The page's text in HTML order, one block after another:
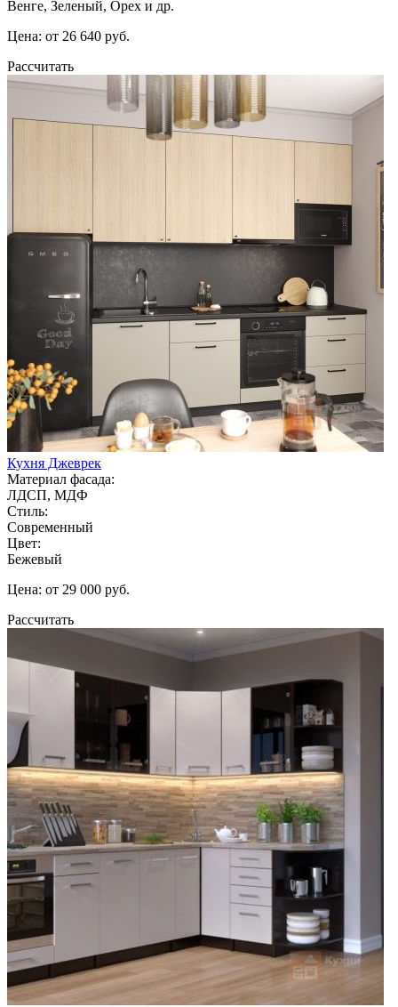
Венге, Зеленый, Орех и др.
Цена: от 26 640 руб.
Рассчитать
Кухня Джеврек
Материал фасада:
ЛДСП, МДФ
Стиль:
Современный
Цвет:
Бежевый
Цена: от 29 000 руб.
Рассчитать